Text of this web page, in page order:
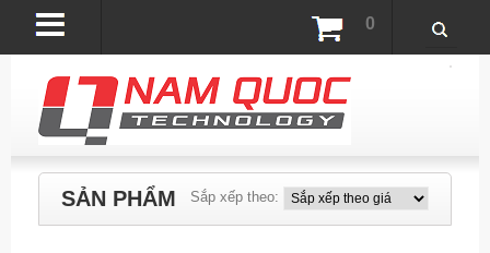
0
SẢN PHẨM Sắp xếp theo: